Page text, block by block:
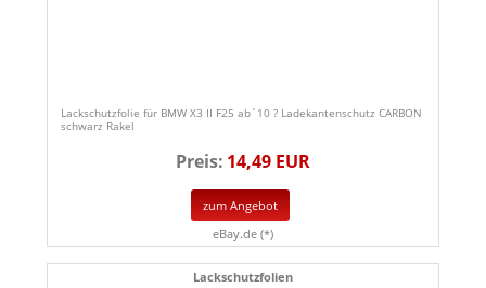
Lackschutzfolie für BMW X3 II F25 ab´10 ? Ladekantenschutz CARBON
schwarz Rakel
Preis: 14,49 EUR
zum Angebot
eBay.de (*)
Lackschutzfolien